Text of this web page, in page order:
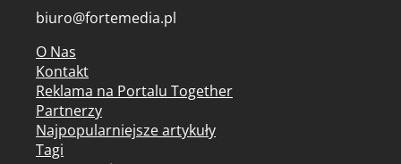
biuro@fortemedia.pl
O Nas
Kontakt
Reklama na Portalu Together
Partnerzy
Najpopularniejsze artykuły
Tagi